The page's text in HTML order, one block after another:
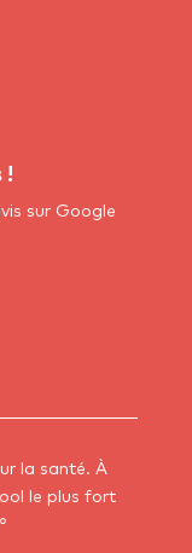
!
sur Google
la santé. À
le plus fort